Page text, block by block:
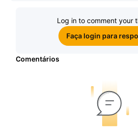
Log in to comment your
Faça login para
Comentários